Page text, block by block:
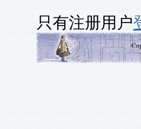
只有注册用户